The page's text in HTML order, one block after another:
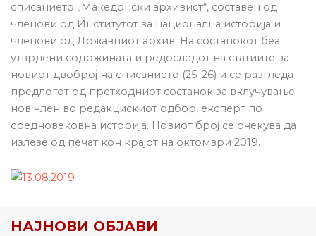
списанието „Македонски архивист“, составен од
членови од Институтот за национална историја и
членови од Државниот архив. На состанокот беа
утврдени содржината и редоследот на статиите за
новиот двоброј на списанието (25-26) и се разгледа
предлогот од претходниот состанок за вклучување
нов член во редакцискиот одбор, експерт по
средновековна историја. Новиот број се очекува да
излезе од печат кон крајот на октомври 2019.
НАЈНОВИ ОБЈАВИ